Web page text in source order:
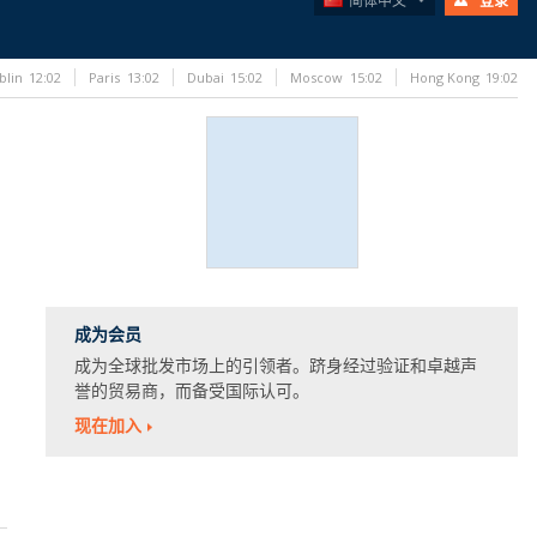
成为会员
成为全球批发市场上的引领者。跻身经过验证和卓越声
誉的贸易商，而备受国际认可。
现在加入
12:02 Paris 13:02 Dubai 15:02 Moscow 15:02 Hong Kong 19:02